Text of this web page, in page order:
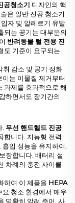
공청소기 디자인의 핵
은 일반 진공 청소기
자 및 알레르기 유발
되는 공기는 대부분의
반려동물 털 전용 진
도 기준이 요구되는
취 감소 및 공기 정화
이는 이물질 제거부터
과제를 효과적으로 해
하면서도 장기간의
. 무선 핸드헬드 진공
합니다. 지능형 전력
입 성능을 유지하여,
장합니다. 배터리 설
차례의 충전 사이클
하여 이 제품을 HEPA
청소 환경에서 매우
명확히 알려 주어, 사